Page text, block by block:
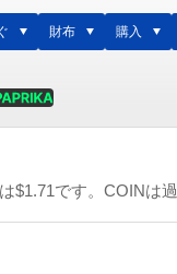
財布 購入
$1.71です。COINは